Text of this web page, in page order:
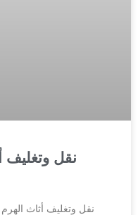
نقل
نقل وتغليف أثاث